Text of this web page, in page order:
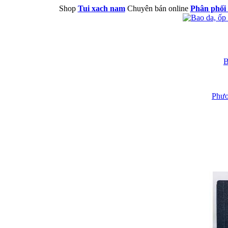
Shop Tui xach namChuyên bán online Phân phối